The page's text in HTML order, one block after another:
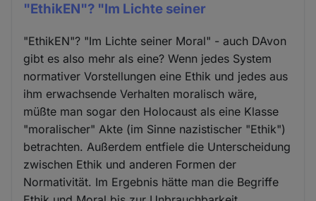
"EthikEN"? "Im Lichte seiner
"EthikEN"? "Im Lichte seiner Moral" - auch DAvon
gibt es also mehr als eine? Wenn jedes System
normativer Vorstellungen eine Ethik und jedes aus
ihm erwachsende Verhalten moralisch wäre,
müßte man sogar den Holocaust als eine Klasse
"moralischer" Akte (im Sinne nazistischer "Ethik")
betrachten. Außerdem entfiele die Unterscheidung
zwischen Ethik und anderen Formen der
Normativität. Im Ergebnis hätte man die Begriffe